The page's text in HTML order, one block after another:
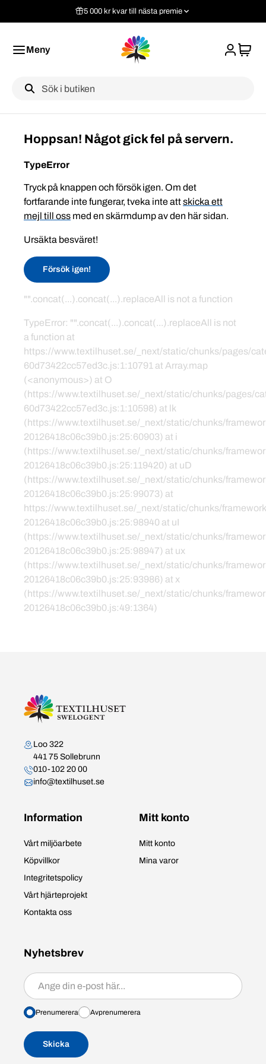
5 000 kr kvar till nästa premie
Meny
Label
Hoppsan! Något gick fel på servern.
TypeError
Tryck på knappen och försök igen. Om det
fortfarande inte fungerar, tveka inte attskicka ett
mejl till oss med en skärmdump av den här sidan.
Ursäkta besväret!
Försök igen!
"".concat(...).concat(...).replaceAll is not a function
TypeError: "".concat(...).concat(...).replaceAll is not
a function at
https://www.textilhuset.se/_next/static/chunks/pages/
60d73422cc57ed3c.js:1:10791 at Array.map
(<anonymous>) at O
(https://www.textilhuset.se/_next/static/chunks/pages/
60d73422cc57ed3c.js:1:10598) at lk
(https://www.textilhuset.se/_next/static/chunks/
20126418c06c39b0.js:25:60903) at i
(https://www.textilhuset.se/_next/static/chunks/
20126418c06c39b0.js:25:119420) at uD
(https://www.textilhuset.se/_next/static/chunks/
20126418c06c39b0.js:25:99073) at
https://www.textilhuset.se/_next/static/chunks/
20126418c06c39b0.js:25:98940 at uI
(https://www.textilhuset.se/_next/static/chunks/
20126418c06c39b0.js:25:98947) at ux
(https://www.textilhuset.se/_next/static/chunks/
20126418c06c39b0.js:25:93986) at x
(https://www.textilhuset.se/_next/static/chunks/
20126418c06c39b0.js:49:1364)
Kontakta oss
Loo 322
441 75 Sollebrunn
010-102 20 00
info@textilhuset.se
Information
Vårt miljöarbete
Köpvillkor
Integritetspolicy
Vårt hjärteprojekt
Kontakta oss
Mitt konto
Mitt konto
Mina varor
Nyhetsbrev
Prenumerera/avprenumerera
Prenumerera Avprenumerera
Skicka